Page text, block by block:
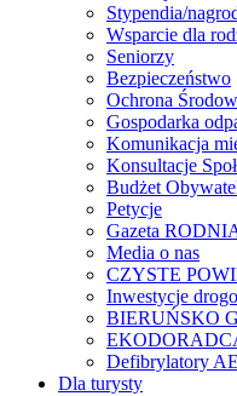
Stypendia/
Wsparcie dla
Seniorzy
Bezpieczeństwo
Ochrona
Gospodarka
Komunikacja
Konsultacje
Budżet
Petycje
Gazeta
Media o nas
CZYSTE
Inwestycje
BIERUŃSKO
Defibrylatory
Dla turysty